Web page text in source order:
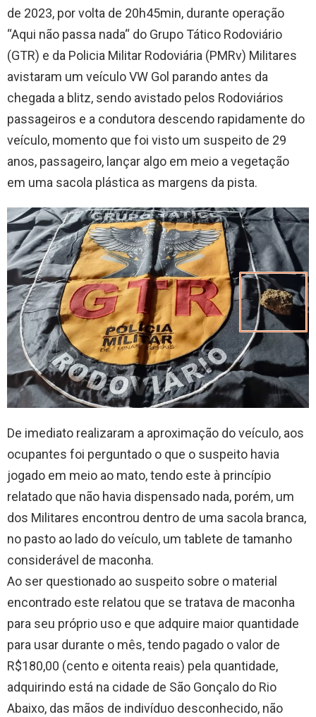
de 2023, por volta de 20h45min, durante operação
“Aqui não passa nada“ do Grupo Tático Rodoviário
(GTR) e da Policia Militar Rodoviária (PMRv) Militares
avistaram um veículo VW Gol parando antes da
chegada a blitz, sendo avistado pelos Rodoviários
passageiros e a condutora descendo rapidamente do
veículo, momento que foi visto um suspeito de 29
anos, passageiro, lançar algo em meio a vegetação
em uma sacola plástica as margens da pista.
De imediato realizaram a aproximação do veículo, aos
ocupantes foi perguntado o que o suspeito havia
jogado em meio ao mato, tendo este à princípio
relatado que não havia dispensado nada, porém, um
dos Militares encontrou dentro de uma sacola branca,
no pasto ao lado do veículo, um tablete de tamanho
considerável de maconha.
Ao ser questionado ao suspeito sobre o material
encontrado este relatou que se tratava de maconha
para seu próprio uso e que adquire maior quantidade
para usar durante o mês, tendo pagado o valor de
R$180,00 (cento e oitenta reais) pela quantidade,
adquirindo está na cidade de São Gonçalo do Rio
Abaixo, das mãos de indivíduo desconhecido, não